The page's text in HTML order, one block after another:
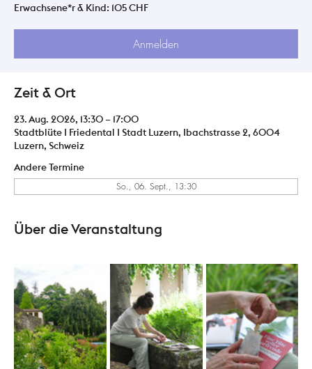
Erwachsene*r & Kind: 105 CHF
Anmelden
Zeit & Ort
23. Aug. 2026, 13:30 – 17:00
Stadtblüte I Friedental I Stadt Luzern, Ibachstrasse 2, 6004
Luzern, Schweiz
Andere Termine
So., 06. Sept., 13:30
Über die Veranstaltung